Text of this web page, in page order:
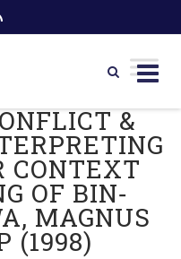
&
CONTEXT
OF BIN‐
MAGNUS
(1998)